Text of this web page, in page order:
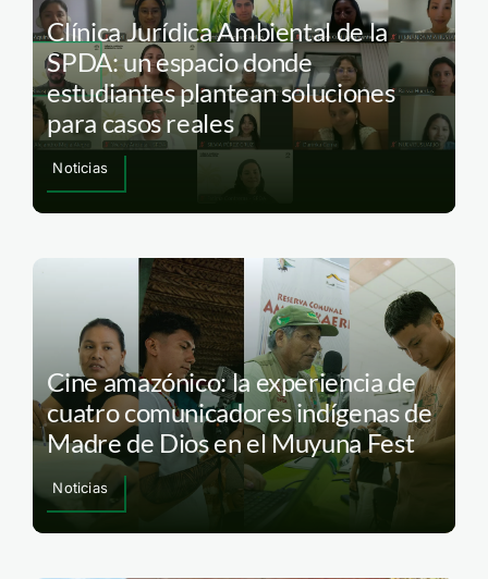
Clínica Jurídica Ambiental de la
SPDA: un espacio donde
estudiantes plantean soluciones
para casos reales
Noticias
Cine amazónico: la experiencia de
cuatro comunicadores indígenas de
Madre de Dios en el Muyuna Fest
Noticias